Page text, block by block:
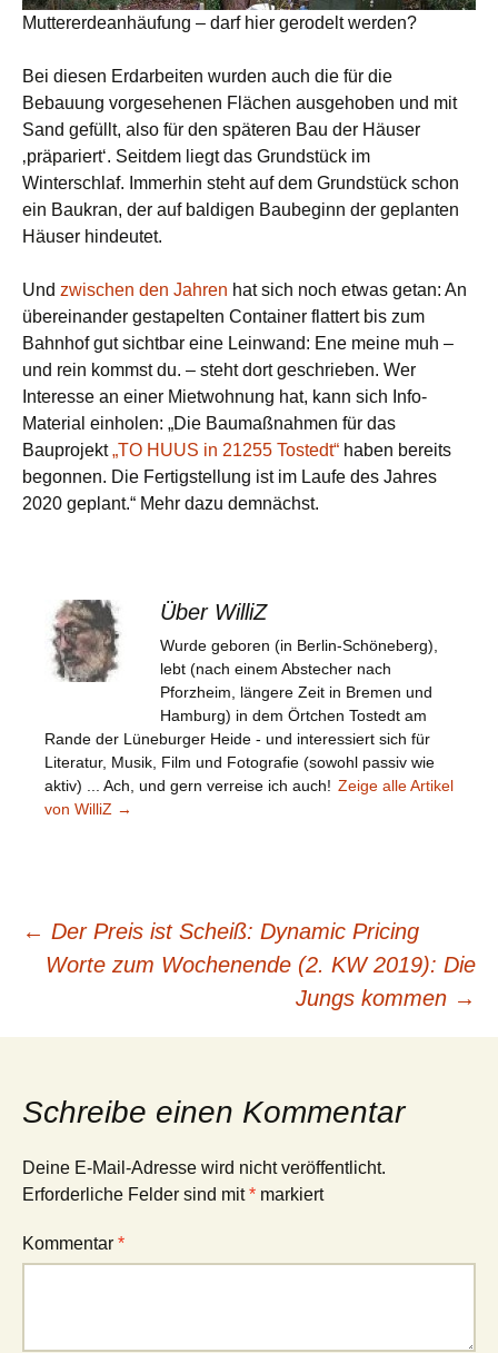
Muttererdeanhäufung – darf hier gerodelt werden?
Bei diesen Erdarbeiten wurden auch die für die
Bebauung vorgesehenen Flächen ausgehoben und mit
Sand gefüllt, also für den späteren Bau der Häuser
‚präpariert‘. Seitdem liegt das Grundstück im
Winterschlaf. Immerhin steht auf dem Grundstück schon
ein Baukran, der auf baldigen Baubeginn der geplanten
Häuser hindeutet.
Und zwischen den Jahren hat sich noch etwas getan: An
übereinander gestapelten Container flattert bis zum
Bahnhof gut sichtbar eine Leinwand: Ene meine muh –
und rein kommst du. – steht dort geschrieben. Wer
Interesse an einer Mietwohnung hat, kann sich Info-
Material einholen: „Die Baumaßnahmen für das
Bauprojekt„TO HUUS in 21255 Tostedt“ haben bereits
begonnen. Die Fertigstellung ist im Laufe des Jahres
2020 geplant.“ Mehr dazu demnächst.
Über WilliZ
Wurde geboren (in Berlin-Schöneberg),
lebt (nach einem Abstecher nach
Pforzheim, längere Zeit in Bremen und
Hamburg) in dem Örtchen Tostedt am
Rande der Lüneburger Heide - und interessiert sich für
Literatur, Musik, Film und Fotografie (sowohl passiv wie
aktiv) ... Ach, und gern verreise ich auch! Zeige alle Artikel
von WilliZ →
Beitragsnavigation
← Der Preis ist Scheiß: Dynamic Pricing
Worte zum Wochenende (2. KW 2019): Die
Jungs kommen →
Schreibe einen Kommentar
Deine E-Mail-Adresse wird nicht veröffentlicht.
Erforderliche Felder sind mit* markiert
Kommentar *